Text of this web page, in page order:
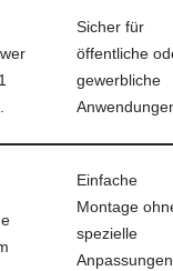
Sicher für
öffentliche
gewerbliche
Einfache
Montage
spezielle
Anpassungen